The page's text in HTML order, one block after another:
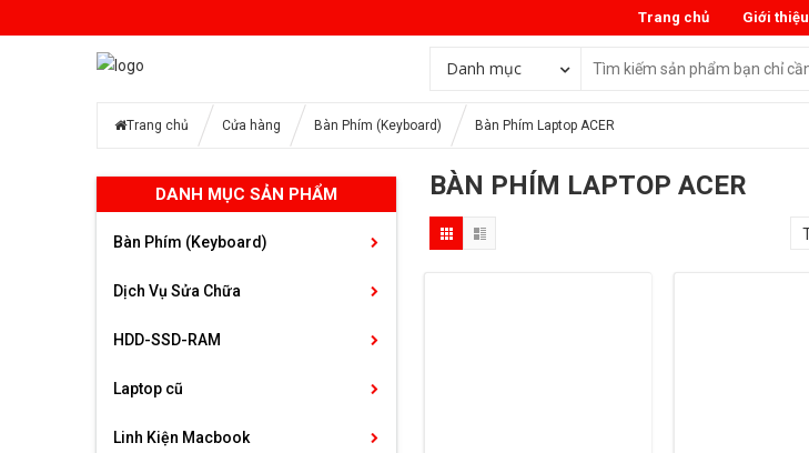
Giới thiệu
Trang chủ
Danh mục
Trang chủ Cửa hàng Bàn Phím (Keyboard) Bàn Phím Laptop ACER
DANH MỤC SẢN PHẨM
Bàn Phím (Keyboard)
Dịch Vụ Sửa Chữa
HDD-SSD-RAM
Laptop cũ
Linh Kiện Macbook
BÀN PHÍM LAPTOP ACER